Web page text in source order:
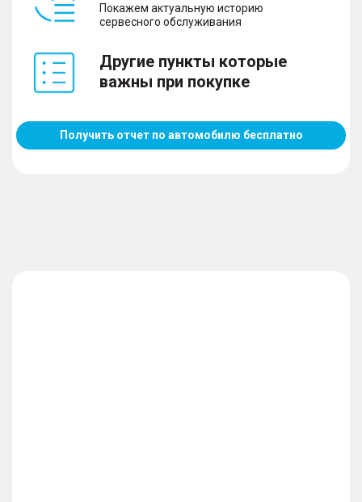
Покажем актуальную историю
сервесного обслуживания
Другие пункты которые
важны при покупке
Получить отчет по автомобилю бесплатно